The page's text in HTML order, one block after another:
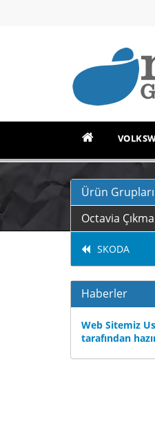
Ürün Grupları
Octavia
SKODA
Haberler
Web Sitemiz Us
tarafından